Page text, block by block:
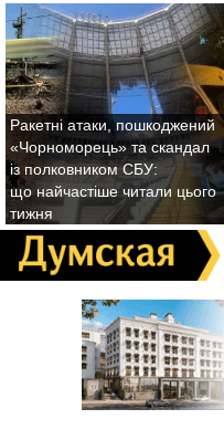
Ракетні атаки, пошкоджений
«Чорноморець» та скандал
із полковником СБУ:
що найчастіше читали цього
тижня